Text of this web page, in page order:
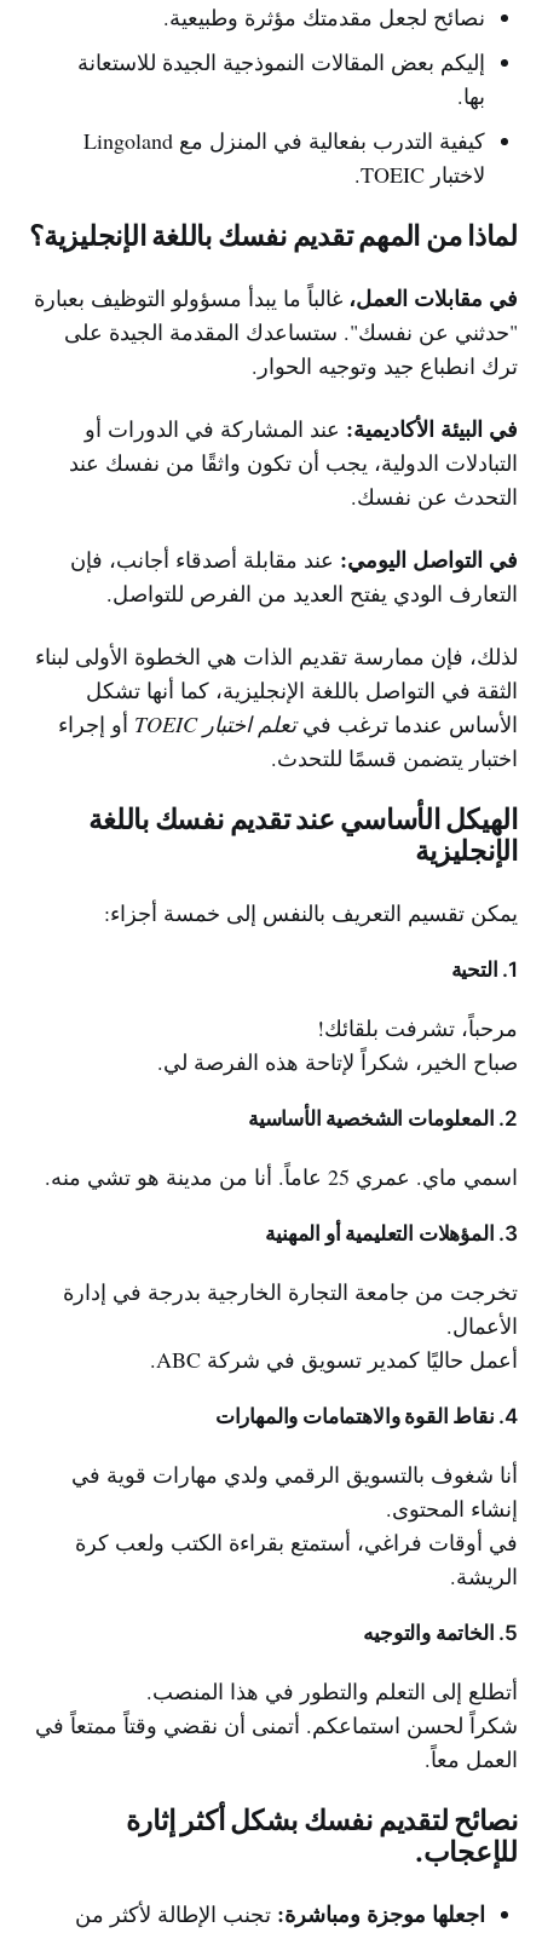
نصائح لجعل مقدمتك مؤثرة وطبيعية.
إليكم بعض المقالات النموذجية الجيدة للاستعانة
بها.
كيفية التدرب بفعالية في المنزل مع Lingoland
لاختبار TOEIC.
لماذا من المهم تقديم نفسك باللغة الإنجليزية؟
في مقابلات العمل، غالباً ما يبدأ مسؤولو التوظيف بعبارة
"حدثني عن نفسك". ستساعدك المقدمة الجيدة على
ترك انطباع جيد وتوجيه الحوار.
في البيئة الأكاديمية: عند المشاركة في الدورات أو
التبادلات الدولية، يجب أن تكون واثقًا من نفسك عند
التحدث عن نفسك.
في التواصل اليومي: عند مقابلة أصدقاء أجانب، فإن
التعارف الودي يفتح العديد من الفرص للتواصل.
لذلك، فإن ممارسة تقديم الذات هي الخطوة الأولى لبناء
الثقة في التواصل باللغة الإنجليزية، كما أنها تشكل
الأساس عندما ترغب فيتعلم اختبار TOEIC
أو إجراء
اختبار يتضمن قسمًا للتحدث.
الهيكل الأساسي عند تقديم نفسك باللغة
الإنجليزية
يمكن تقسيم التعريف بالنفس إلى خمسة أجزاء:
1. التحية
مرحباً، تشرفت بلقائك!
صباح الخير، شكراً لإتاحة هذه الفرصة لي.
2. المعلومات الشخصية الأساسية
اسمي ماي. عمري 25 عاماً. أنا من مدينة هو تشي منه.
3. المؤهلات التعليمية أو المهنية
تخرجت من جامعة التجارة الخارجية بدرجة في إدارة
الأعمال.
أعمل حاليًا كمدير تسويق في شركة ABC.
4. نقاط القوة والاهتمامات والمهارات
أنا شغوف بالتسويق الرقمي ولدي مهارات قوية في
إنشاء المحتوى.
في أوقات فراغي، أستمتع بقراءة الكتب ولعب كرة
الريشة.
5. الخاتمة والتوجيه
أتطلع إلى التعلم والتطور في هذا المنصب.
شكراً لحسن استماعكم. أتمنى أن نقضي وقتاً ممتعاً في
العمل معاً.
نصائح لتقديم نفسك بشكل أكثر إثارة
للإعجاب.
اجعلها موجزة ومباشرة: تجنب الإطالة لأكثر من